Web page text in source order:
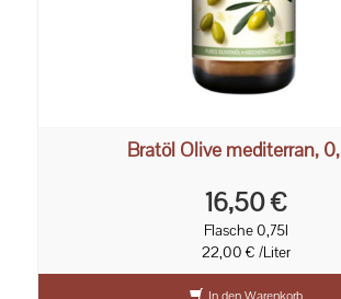
Bratöl Olive mediterran,
16,50 €
Flasche 0,75l
22,00 € /Liter